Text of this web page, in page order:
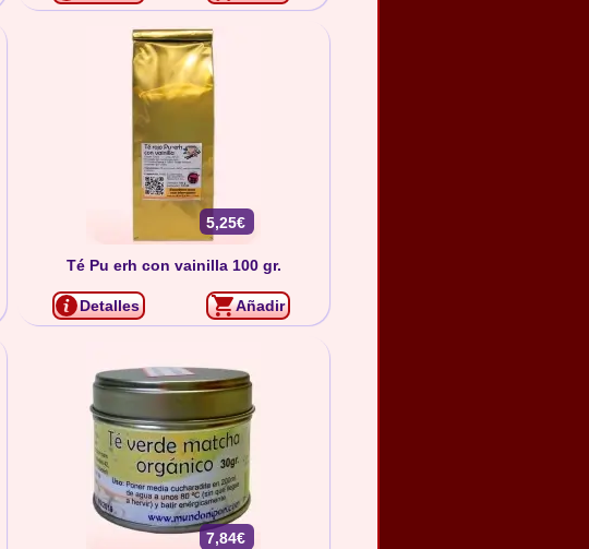
5,25€
Té Pu erh con vainilla 100 gr.
Detalles Añadir
7,84€